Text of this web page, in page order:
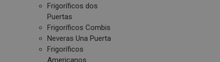
Frigoríficos dos
Puertas
Frigoríficos Combis
Neveras Una Puerta
Frigoríficos
Americanos